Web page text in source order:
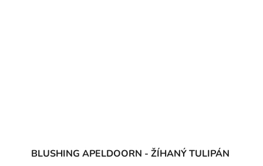
hodnocení
BLUSHING APELDOORN - ŽÍHANÝ TULIPÁN